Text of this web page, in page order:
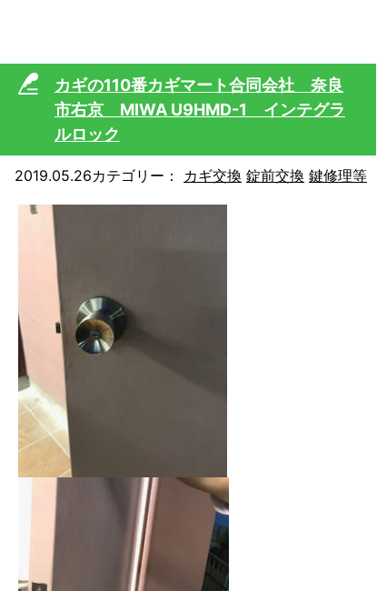
カギの110番カギマート合同会社 奈良
市右京 MIWA U9HMD-1 インテグラ
ルロック
2019.05.26カテゴリー： カギ交換 錠前交換 鍵修理等